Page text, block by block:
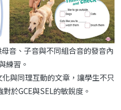
音、子音與不同組合音的發音內
練習。
與同理互動的文章，讓學生不只
於GCE與SEL的敏銳度。